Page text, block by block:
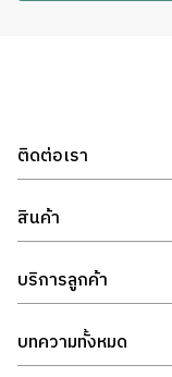
ติดต่อเรา
สินค้า
บริการลูกค้า
บทความทั้งหมด